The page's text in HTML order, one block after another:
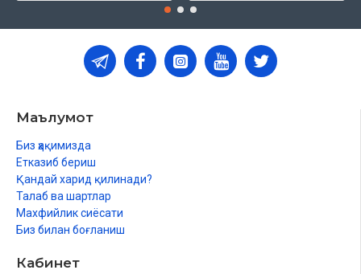
Маълумот
Биз ҳақимизда
Етказиб бериш
Қандай харид қилинади?
Талаб ва шартлар
Махфийлик сиёсати
Биз билан боғланиш
Кабинет